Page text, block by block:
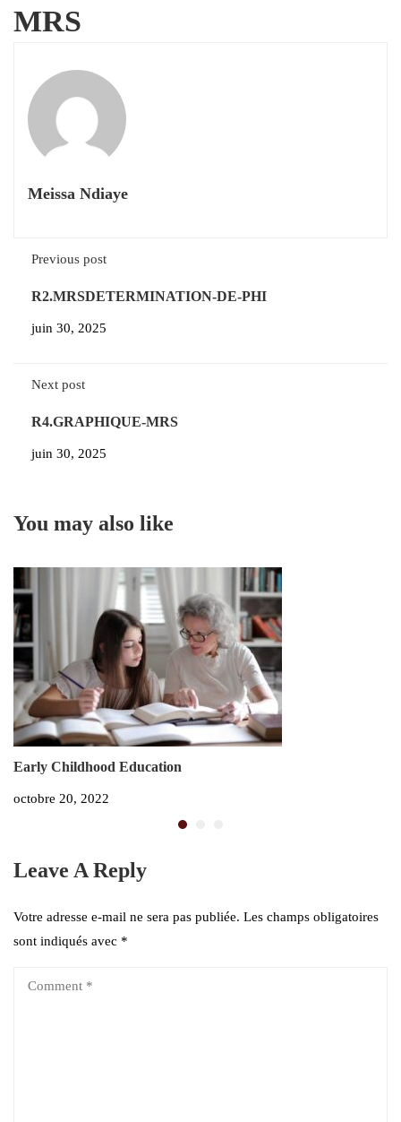
MRS
Meissa Ndiaye
Previous post
R2.MRSDETERMINATION-DE-PHI
juin 30, 2025
Next post
R4.GRAPHIQUE-MRS
juin 30, 2025
You may also like
Early Childhood Education
octobre 20, 2022
Leave A Reply
Votre adresse e-mail ne sera pas publiée. Les champs obligatoires
sont indiqués avec *